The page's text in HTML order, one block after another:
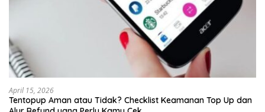
April 15, 2026
Tentopup Aman atau Tidak? Checklist Keamanan Top Up dan